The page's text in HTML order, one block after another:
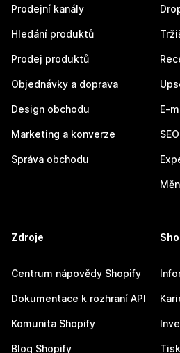
Prodejní kanály
Hledání produktů
Prodej produktů
Objednávky a doprava
Design obchodu
Marketing a konverze
Správa obchodu
E-
SEO
Zdroje
Centrum nápovědy Shopify
Dokumentace k rozhraní API
Komunita Shopify
Blog Shopify